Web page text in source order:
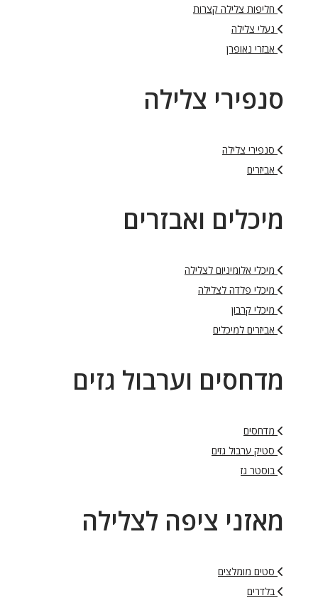
חליפות צלילה קצרות
נעלי צלילה
אבזרי נאופרן
סנפירי צלילה
סנפירי צלילה
אביזרים
מיכלים ואבזרים
מיכלי אלומיניום לצלילה
מיכלי פלדה לצלילה
מיכלי קרבון
אביזרים למיכלים
מדחסים וערבול גזים
מדחסים
סטיק ערבול גזים
בוסטר גז
מאזני ציפה לצלילה
סטים מומלצים
בלדרים